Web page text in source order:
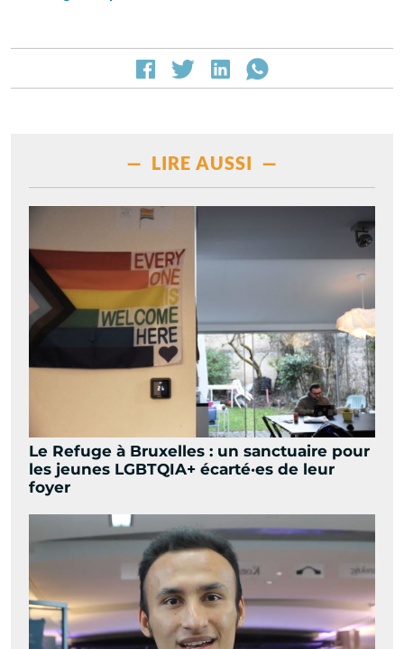
— LIRE AUSSI —
Le Refuge à Bruxelles : un sanctuaire pour
les jeunes LGBTQIA+ écarté·es de leur
foyer